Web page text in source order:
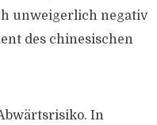
unweigerlich negativ
des chinesischen
In